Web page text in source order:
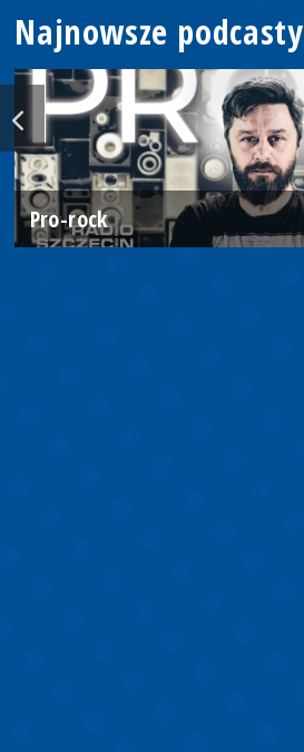
Najnowsze podcasty
Pro-rock